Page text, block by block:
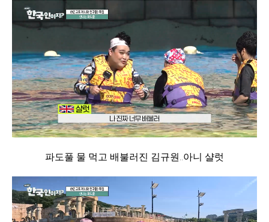
파도풀 물 먹고 배불러진 김규원..아니 샬럿